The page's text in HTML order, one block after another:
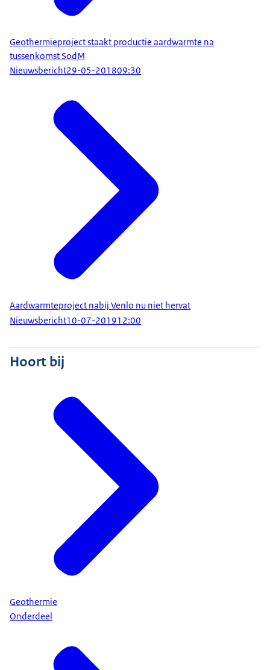
Geothermieproject staakt productie aardwarmte na
tussenkomst SodM
Nieuwsbericht29-05-201809:30
Aardwarmteproject nabij Venlo nu niet hervat
Nieuwsbericht10-07-201912:00
Hoort bij
Geothermie
Onderdeel